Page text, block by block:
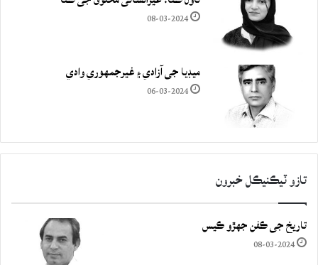
08-03-2024
ميڊيا جي آزادي ۽ غيرجمھوري وادي
06-03-2024
تازو ٽيڪنيڪل خبرون
تاريخ جي ڪفن جھڙو ڪيس
08-03-2024